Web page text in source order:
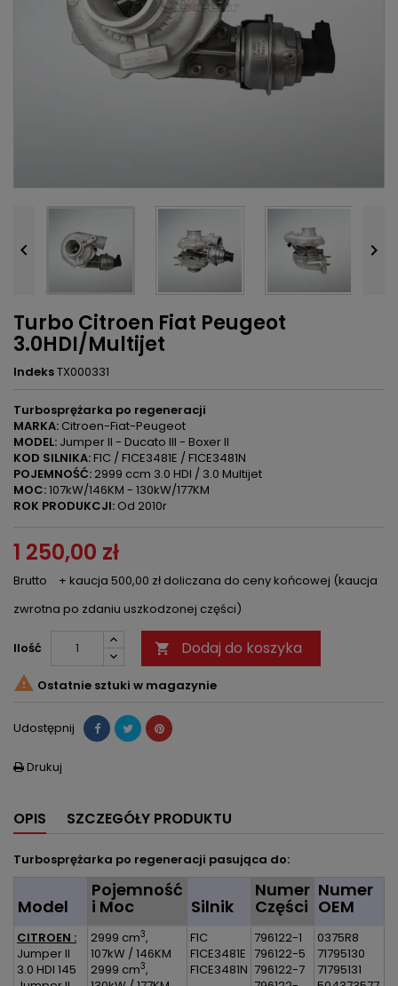
 
Turbo Citroen Fiat Peugeot
3.0HDI/Multijet
IndeksTX000331
Turbosprężarka po regeneracji
MARKA: Citroen-Fiat-Peugeot
MODEL: Jumper II - Ducato III - Boxer II
KOD SILNIKA:F1C / F1CE3481E / F1CE3481N
POJEMNOŚĆ: 2999 ccm 3.0 HDI / 3.0 Multijet
MOC:107kW/146KM - 130kW/177KM
ROK PRODUKCJI: Od 2010r
1 250,00 zł
Brutto
+ kaucja 500,00 zł doliczana do ceny końcowej (kaucja
zwrotna po zdaniu uszkodzonej części)
Ilość  Dodaj do koszyka
 Ostatnie sztuki w magazynie
Udostępnij
 Drukuj
OPIS SZCZEGÓŁY PRODUKTU
Turbosprężarka po regeneracji pasująca do:
Model
Pojemność
i Moc Silnik
Numer
Części
Numer
OEM
CITROEN :
Jumper II
3.0 HDI 145
2999 cm3,
107kW / 146KM
2999 cm3,
F1C
F1CE3481E
F1CE3481N
796122-1
796122-5
796122-7
0375R8
71795130
71795131